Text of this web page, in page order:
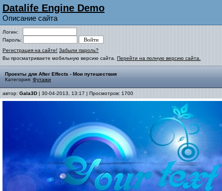
Datalife Engine Demo
Описание сайта
Логин:
Пароль:
Регистрация на сайте! Забыли пароль?
Вы просматриваете мобильную версию сайта. Перейти на полную версию сайта.
Проекты для After Effects - Мои путешествия
Категория: Футажи
автор: Gala3D | 30-04-2013, 13:17 | Просмотров: 1700